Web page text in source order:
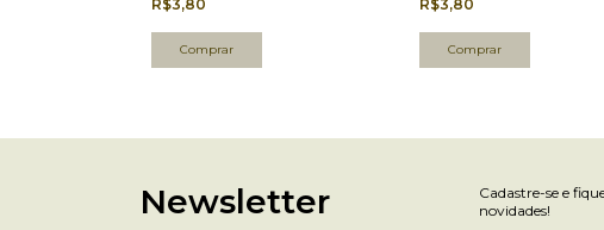
R$3,80
R$3,80
Newsletter
Cadastre-se e
novidades!